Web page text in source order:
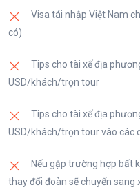
Visa tái nhập Việt Nam
có)
Tips cho tài xế địa
USD/khách/trọn tour
Tips cho tài xế địa
USD/khách/trọn tour vào các
Nếu gặp trường hợp bất
thay đổi đoàn sẽ chuyển sang